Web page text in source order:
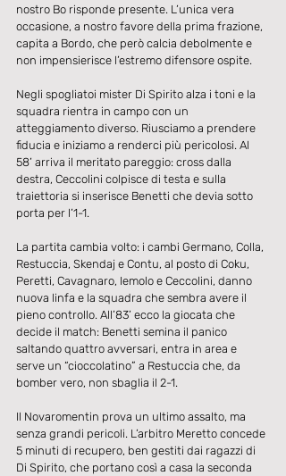
nostro Bo risponde presente. L’unica vera
occasione, a nostro favore della prima frazione,
capita a Bordo, che però calcia debolmente e
non impensierisce l’estremo difensore ospite.
Negli spogliatoi mister Di Spirito alza i toni e la
squadra rientra in campo con un
atteggiamento diverso. Riusciamo a prendere
fiducia e iniziamo a renderci più pericolosi. Al
58’ arriva il meritato pareggio: cross dalla
destra, Ceccolini colpisce di testa e sulla
traiettoria si inserisce Benetti che devia sotto
porta per l’1-1.
La partita cambia volto: i cambi Germano, Colla,
Restuccia, Skendaj e Contu, al posto di Coku,
Peretti, Cavagnaro, Iemolo e Ceccolini, danno
nuova linfa e la squadra che sembra avere il
pieno controllo. All’83’ ecco la giocata che
decide il match: Benetti semina il panico
saltando quattro avversari, entra in area e
serve un “cioccolatino” a Restuccia che, da
bomber vero, non sbaglia il 2-1.
Il Novaromentin prova un ultimo assalto, ma
senza grandi pericoli. L’arbitro Meretto concede
5 minuti di recupero, ben gestiti dai ragazzi di
Di Spirito, che portano così a casa la seconda